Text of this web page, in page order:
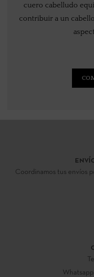
cuero cabelludo
contribuir a un
Coordinamos tus envíos
Whatsapp: